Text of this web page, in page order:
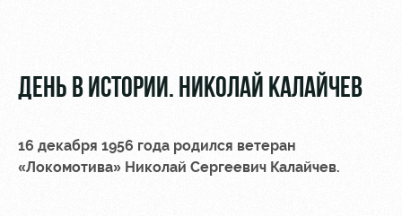
МГН
ДЕНЬ В ИСТОРИИ. НИКОЛАЙ КАЛАЙЧЕВ
16 декабря 1956 года родился ветеран
«Локомотива» Николай Сергеевич Калайчев.